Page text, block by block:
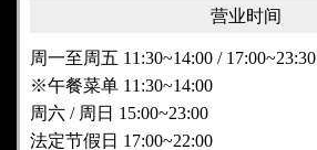
营业时间
周一至周五 11:30~14:00 / 17:00~23:30
※午餐菜单 11:30~14:00
周六 / 周日 15:00~23:00
法定节假日 17:00~22:00